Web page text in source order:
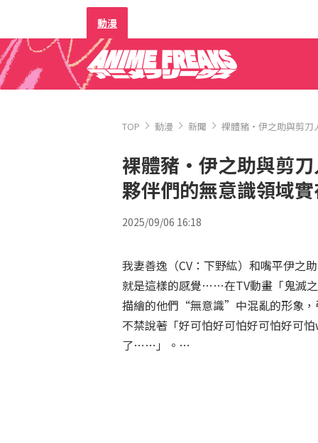
動漫
TOP 動漫 新聞 裸體豬・伊之助與剪
裸體豬・伊之助與剪
夥伴們的無意識領域
2025/09/06 16:18
我妻善逸（CV：下野紘）和嘴平伊之
就是這樣的感覺……在TV動畫「鬼滅
描繪的他們“無意識”中混亂的形象，
不禁說著「好可怕好可怕好可怕好可
了……」。